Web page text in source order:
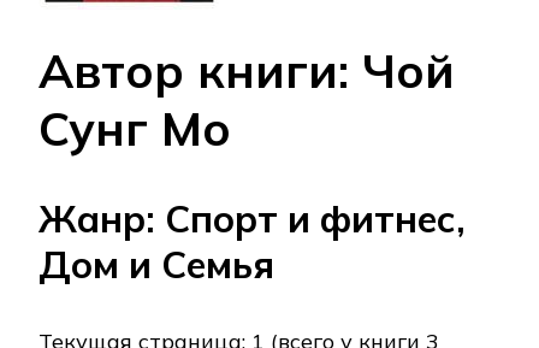
Автор книги: Чой
Сунг Мо
Жанр: Спорт и фитнес,
Дом и Семья
Текущая страница: 1 (всего у книги 3